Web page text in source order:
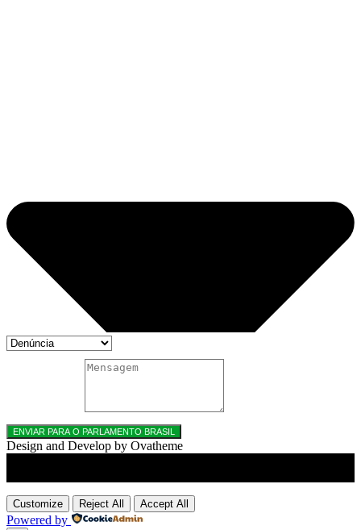
ENVIAR PARA O PARLAMENTO BRASIL
Design and Develop by Ovatheme
Customize Reject All Accept All
Powered by